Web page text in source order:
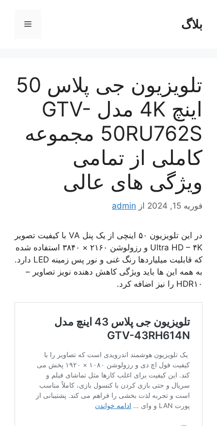
بلاگ فهرست
تلویزیون جی پلاس 50
اینچ 4K مدل GTV-
50RU762S مجموعه
کاملی از تمامی
ویژگی های عالی
فوریه 15, 2024 ازadmin
در این تلویزیون ۵۰ اینچی از یک پنل VA با کیفیت تصویر
Ultra HD – ۴K و رزولوشن ۲۱۶۰ × ۳۸۴۰ استفاده شده
که قابلیت میلیاردها رنگ غنی و نور پس زمینه LED دارد.
به همه این ها باید ویژگی کاهش دهنده نویز تصاویر –
HDR۱۰ را نیز اضافه کرد.